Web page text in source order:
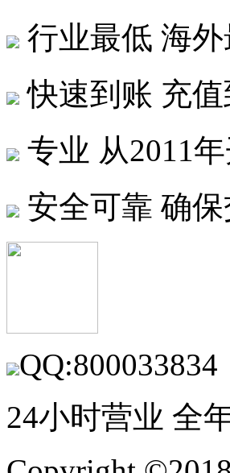
行业最低 海
快速到账 充
专业 从2011
安全可靠 确
QQ:800033834
24小时营业 全